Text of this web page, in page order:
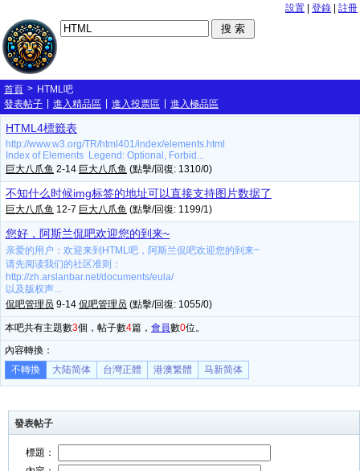
設置 登錄 註冊
首頁 > HTML吧
發表帖子
進入精品區 進入投票區 進入極品區
HTML4標籤表
http://www.w3.org/TR/html401/index/elements.html
Index of Elements Legend: Optional, Forbid...
巨大八爪鱼 2-14 巨大八爪鱼 (點擊/回復: 1310/0)
不知什么时候img标签的地址可以直接支持图片数据了
巨大八爪鱼 12-7 巨大八爪鱼 (點擊/回復: 1199/1)
您好，阿斯兰侃吧欢迎您的到来~
亲爱的用户：欢迎来到HTML吧，阿斯兰侃吧欢迎您的到来~
请先阅读我们的社区准则：
http://zh.arslanbar.net/documents/eula/
以及版权声...
侃吧管理员 9-14 侃吧管理员 (點擊/回復: 1055/0)
本吧共有主題數3個，帖子數4篇， 會員數0位。
內容轉換：
不轉換
大陆简体 台灣正體 港澳繁體 马新简体
發表帖子
標題：